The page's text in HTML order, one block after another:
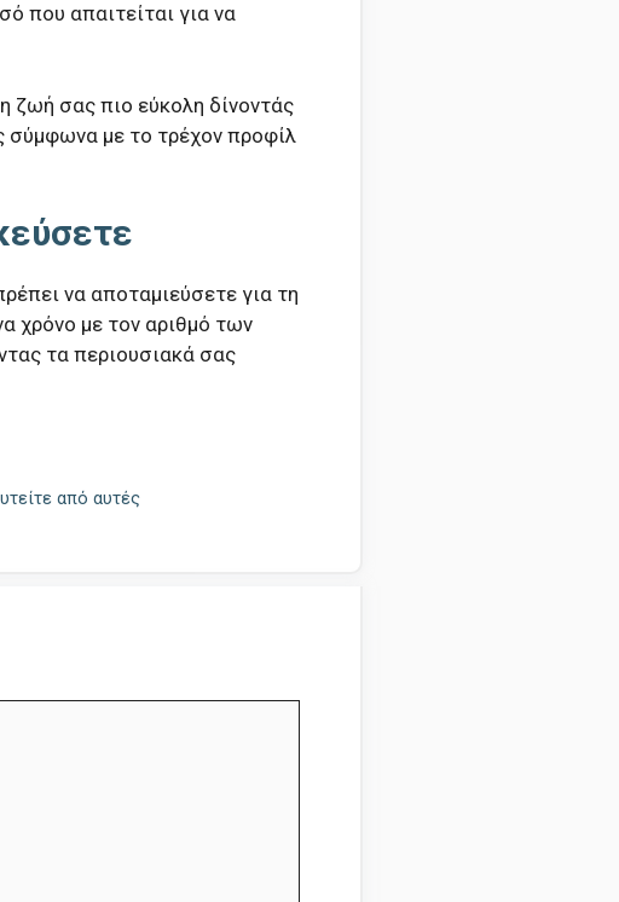
που απαιτείται για να
ζωή σας πιο εύκολη δίνοντάς
με το τρέχον προφίλ
να αποταμιεύσετε για τη
χρόνο με τον αριθμό των
τα περιουσιακά σας
από αυτές